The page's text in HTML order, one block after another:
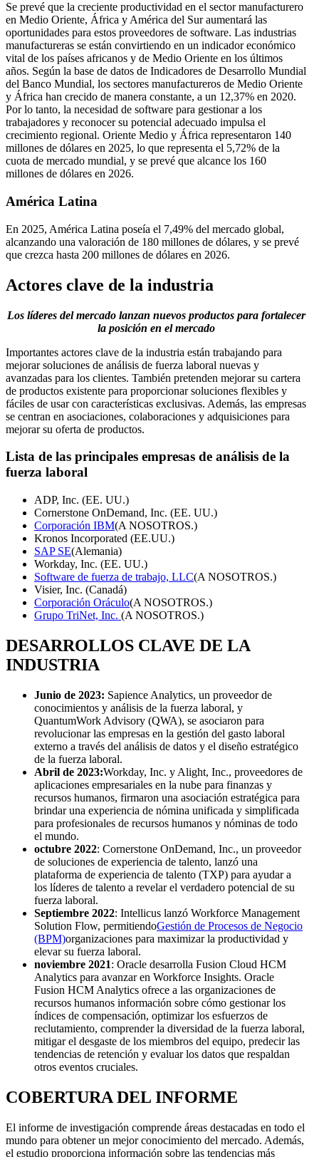
Se prevé que la creciente productividad en el sector manufacturero
en Medio Oriente, África y América del Sur aumentará las
oportunidades para estos proveedores de software. Las industrias
manufactureras se están convirtiendo en un indicador económico
vital de los países africanos y de Medio Oriente en los últimos
años. Según la base de datos de Indicadores de Desarrollo Mundial
del Banco Mundial, los sectores manufactureros de Medio Oriente
y África han crecido de manera constante, a un 12,37% en 2020.
Por lo tanto, la necesidad de software para gestionar a los
trabajadores y reconocer su potencial adecuado impulsa el
crecimiento regional. Oriente Medio y África representaron 140
millones de dólares en 2025, lo que representa el 5,72% de la
cuota de mercado mundial, y se prevé que alcance los 160
millones de dólares en 2026.
América Latina
En 2025, América Latina poseía el 7,49% del mercado global,
alcanzando una valoración de 180 millones de dólares, y se prevé
que crezca hasta 200 millones de dólares en 2026.
Actores clave de la industria
Los líderes del mercado lanzan nuevos productos para fortalecer
la posición en el mercado
Importantes actores clave de la industria están trabajando para
mejorar soluciones de análisis de fuerza laboral nuevas y
avanzadas para los clientes. También pretenden mejorar su cartera
de productos existente para proporcionar soluciones flexibles y
fáciles de usar con características exclusivas. Además, las empresas
se centran en asociaciones, colaboraciones y adquisiciones para
mejorar su oferta de productos.
Lista de las principales empresas de análisis de la
fuerza laboral
ADP, Inc. (EE. UU.)
Cornerstone OnDemand, Inc. (EE. UU.)
Corporación IBM(A NOSOTROS.)
Kronos Incorporated (EE.UU.)
SAP SE(Alemania)
Workday, Inc. (EE. UU.)
Software de fuerza de trabajo, LLC(A NOSOTROS.)
Visier, Inc. (Canadá)
Corporación Oráculo(A NOSOTROS.)
Grupo TriNet, Inc. (A NOSOTROS.)
DESARROLLOS CLAVE DE LA
INDUSTRIA
Junio ​​de 2023: Sapience Analytics, un proveedor de
conocimientos y análisis de la fuerza laboral, y
QuantumWork Advisory (QWA), se asociaron para
revolucionar las empresas en la gestión del gasto laboral
externo a través del análisis de datos y el diseño estratégico
de la fuerza laboral.
Abril de 2023:Workday, Inc. y Alight, Inc., proveedores de
aplicaciones empresariales en la nube para finanzas y
recursos humanos, firmaron una asociación estratégica para
brindar una experiencia de nómina unificada y simplificada
para profesionales de recursos humanos y nóminas de todo
el mundo.
octubre 2022: Cornerstone OnDemand, Inc., un proveedor
de soluciones de experiencia de talento, lanzó una
plataforma de experiencia de talento (TXP) para ayudar a
los líderes de talento a revelar el verdadero potencial de su
fuerza laboral.
Septiembre 2022: Intellicus lanzó Workforce Management
Solution Flow, permitiendoGestión de Procesos de Negocio
(BPM)organizaciones para maximizar la productividad y
elevar su fuerza laboral.
noviembre 2021: Oracle desarrolla Fusion Cloud HCM
Analytics para avanzar en Workforce Insights. Oracle
Fusion HCM Analytics ofrece a las organizaciones de
recursos humanos información sobre cómo gestionar los
índices de compensación, optimizar los esfuerzos de
reclutamiento, comprender la diversidad de la fuerza laboral,
mitigar el desgaste de los miembros del equipo, predecir las
tendencias de retención y evaluar los datos que respaldan
otros eventos cruciales.
COBERTURA DEL INFORME
El informe de investigación comprende áreas destacadas en todo el
mundo para obtener un mejor conocimiento del mercado. Además,
el estudio proporciona información sobre las tendencias más